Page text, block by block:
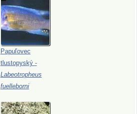
Papuľovec
tlustopyský -
Labeotropheus
fuelleborni